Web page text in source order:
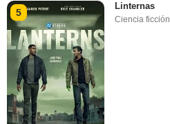
5
Linternas
Ciencia ficción